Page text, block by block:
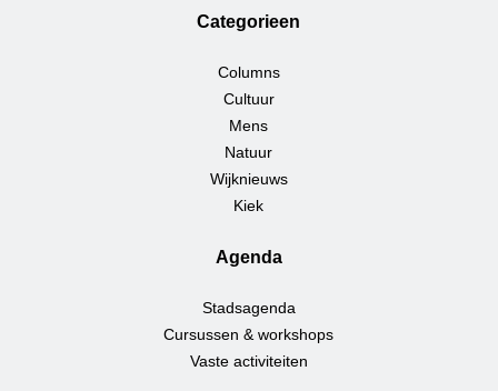
Categorieen
Columns
Cultuur
Mens
Natuur
Wijknieuws
Kiek
Agenda
Stadsagenda
Cursussen & workshops
Vaste activiteiten